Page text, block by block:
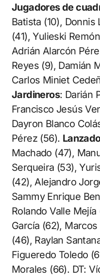
Jugadores de
Batista (10),
(41), Yulieski
Adrián Alarcón
Reyes (9), Damián
Carlos Miniet
Jardineros: Darián
Francisco Jesús
Dayron Blanco
Pérez (56).
Machado (47),
Serqueira (53),
(42), Alejandro
Sammy Enrique
Rolando Valle
García (62),
(46), Raylan
Figueredo Toledo
Morales (66). DT: